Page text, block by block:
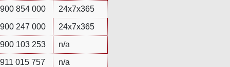
900 854 000 24x7x365
900 247 000 24x7x365
900 103 253 n/a
911 015 757 n/a